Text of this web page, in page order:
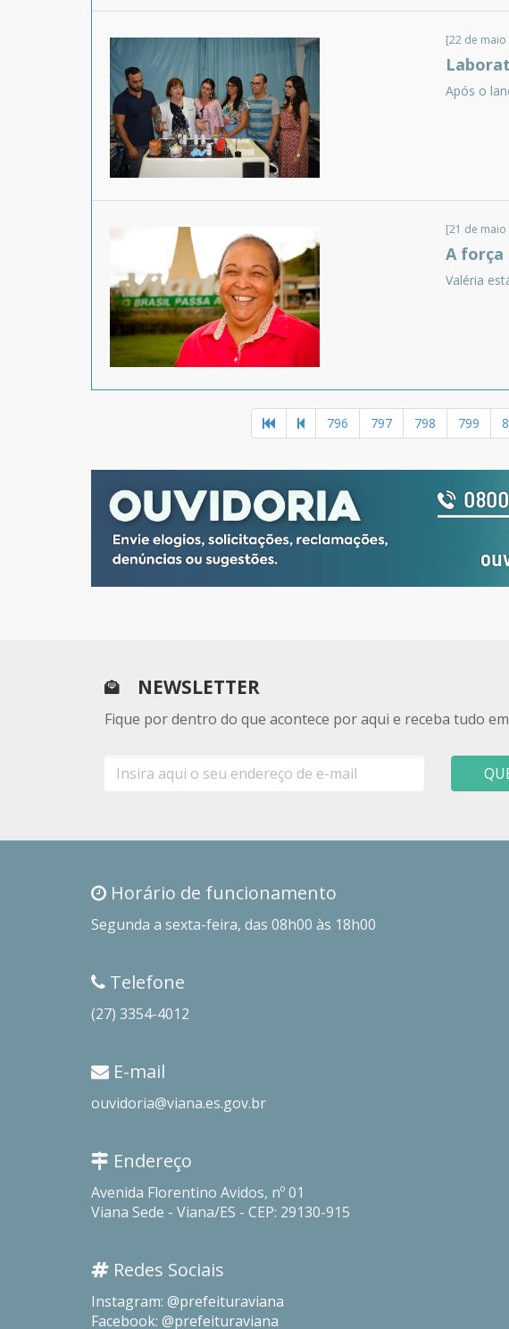
[22 de maio
Após o
[21 de maio
A força
Valéria
796 797 798 799
NEWSLETTER
Fique por dentro do que acontece por aqui e receba tudo
mail
Horário de funcionamento
Segunda a sexta-feira, das 08h00 às 18h00
Telefone
(27) 3354-4012
E-mail
ouvidoria@viana.es.gov.br
Endereço
Avenida Florentino Avidos, nº 01
Viana Sede - Viana/ES - CEP: 29130-915
Redes Sociais
Instagram: @prefeituraviana
Facebook: @prefeituraviana